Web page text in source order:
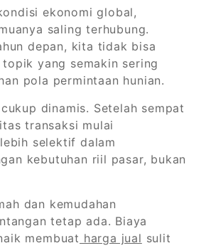
ekonomi global,
saling terhubung.
depan, kita tidak bisa
yang semakin sering
pola permintaan hunian.
dinamis. Setelah sempat
transaksi mulai
selektif dalam
kebutuhan riil pasar, bukan
dan kemudahan
tetap ada. Biaya
membuat harga jual sulit